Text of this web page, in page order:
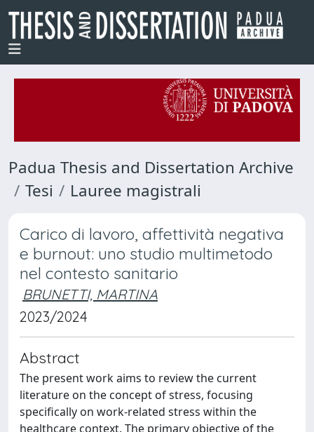
Padua Thesis and Dissertation Archive
Tesi
Lauree magistrali
Carico di lavoro, affettività negativa
e burnout: uno studio multimetodo
nel contesto sanitario
BRUNETTI, MARTINA
2023/2024
Abstract
The present work aims to review the current
literature on the concept of stress, focusing
specifically on work-related stress within the
healthcare context. The primary objective of the